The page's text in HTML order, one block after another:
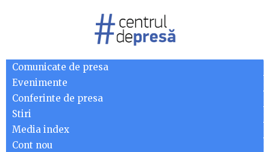
Comunicate de presa
Evenimente
Conferinte de presa
Stiri
Media index
Cont nou